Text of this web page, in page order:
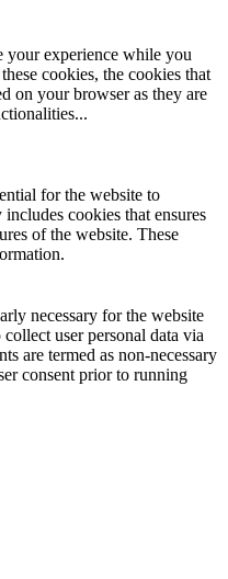
your experience while you
cookies, the cookies that
on your browser as they are
...
for the website to
cookies that ensures
of the website. These
necessary for the website
user personal data via
are termed as non-necessary
consent prior to running